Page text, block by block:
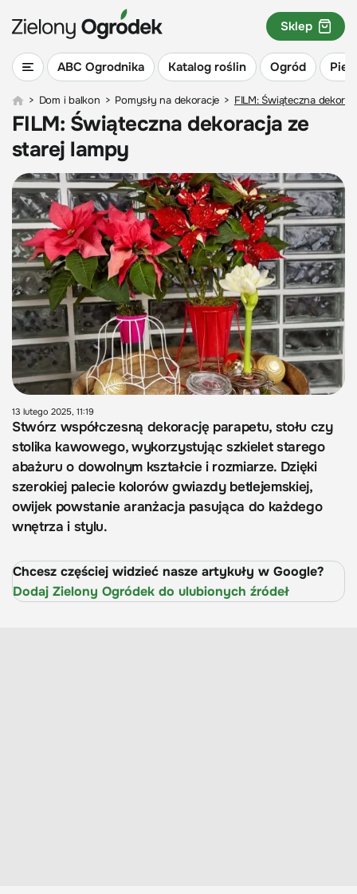
ABC Ogrodnika Katalog roślin Ogród
Sklep
> Dom i balkon > Pomysły na dekoracje > FILM: Świąteczna
FILM: Świąteczna dekoracja ze
starej lampy
13 lutego 2025, 11:19
Stwórz współczesną dekorację parapetu, stołu czy
stolika kawowego, wykorzystując szkielet starego
abażuru o dowolnym kształcie i rozmiarze. Dzięki
szerokiej palecie kolorów gwiazdy betlejemskiej,
owijek powstanie aranżacja pasująca do każdego
wnętrza i stylu.
Chcesz częściej widzieć nasze artykuły w Google?
Dodaj Zielony Ogródek do ulubionych źródeł